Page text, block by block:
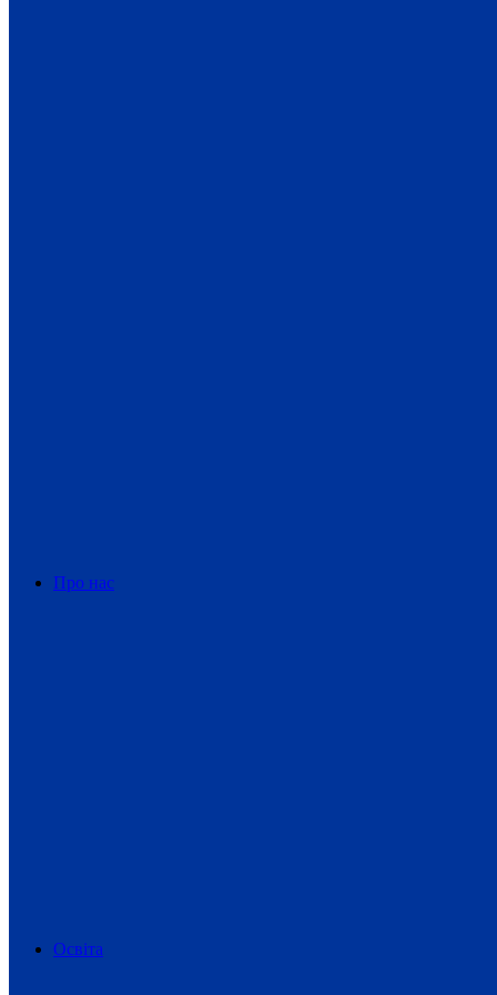
Про нас
Освіта